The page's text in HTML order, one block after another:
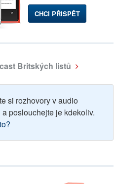
CHCI PŘISPĚT
Britských listů
si rozhovory v audio
a poslouchejte je kdekoliv.